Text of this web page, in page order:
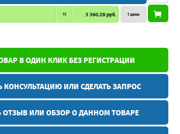
11 3 360.28 руб. 1 день
В ОДИН КЛИК БЕЗ РЕГИСТРАЦИИ
КОНСУЛЬТАЦИЮ ИЛИ СДЕЛАТЬ ЗАПРОС
ОТЗЫВ ИЛИ ОБЗОР О ДАННОМ ТОВАРЕ